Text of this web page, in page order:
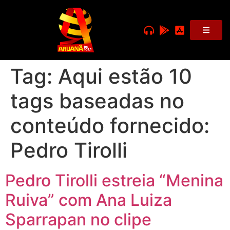
Tag: Aqui estão 10
tags baseadas no
conteúdo fornecido:
Pedro Tirolli
Pedro Tirolli estreia “Menina
Ruiva” com Ana Luiza
Sparrapan no clipe